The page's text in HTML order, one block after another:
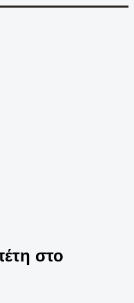
στο